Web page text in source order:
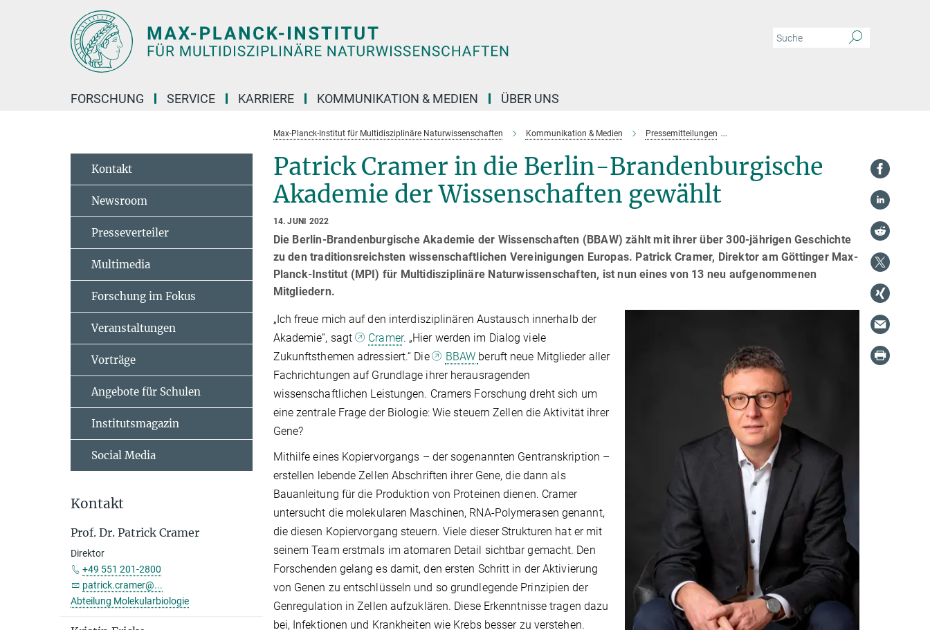
FORSCHUNG SERVICE KARRIERE KOMMUNIKATION & MEDIEN ÜBER UNS
Max-Planck-Institut für Multidisziplinäre Naturwissenschaften Kommunikation & Medien Pressemitteilungen
Patrick Cramer in die Berlin-Brandenburgische
Akademie der Wissenschaften gewählt
14. JUNI 2022
Die Berlin-Brandenburgische Akademie der Wissenschaften (BBAW) zählt mit ihrer über 300-jährigen Geschichte
zu den traditionsreichsten wissenschaftlichen Vereinigungen Europas. Patrick Cramer, Direktor am Göttinger Max-
Planck-Institut (MPI) für Multidisziplinäre Naturwissenschaften, ist nun eines von 13 neu aufgenommenen
Mitgliedern.
„Ich freue mich auf den interdisziplinären Austausch innerhalb der
Akademie“, sagt
Cramer. „Hier werden im Dialog viele
Zukunftsthemen adressiert.“ Die
BBAW beruft neue Mitglieder aller
Fachrichtungen auf Grundlage ihrer herausragenden
wissenschaftlichen Leistungen. Cramers Forschung dreht sich um
eine zentrale Frage der Biologie: Wie steuern Zellen die Aktivität ihrer
Gene?
Mithilfe eines Kopiervorgangs – der sogenannten Gentranskription –
erstellen lebende Zellen Abschriften ihrer Gene, die dann als
Bauanleitung für die Produktion von Proteinen dienen. Cramer
untersucht die molekularen Maschinen, RNA-Polymerasen genannt,
die diesen Kopiervorgang steuern. Viele dieser Strukturen hat er mit
seinem Team erstmals im atomaren Detail sichtbar gemacht. Den
Forschenden gelang es damit, den ersten Schritt in der Aktivierung
von Genen zu entschlüsseln und so grundlegende Prinzipien der
Genregulation in Zellen aufzuklären. Diese Erkenntnisse tragen dazu
bei, Infektionen und Krankheiten wie Krebs besser zu verstehen.
Kontakt
Newsroom
Presseverteiler
Multimedia
Forschung im Fokus
Veranstaltungen
Vorträge
Angebote für Schulen
Institutsmagazin
Social Media
Kontakt
Prof. Dr. Patrick Cramer
Direktor
+49 551 201-2800
patrick.cramer@...
Abteilung Molekularbiologie